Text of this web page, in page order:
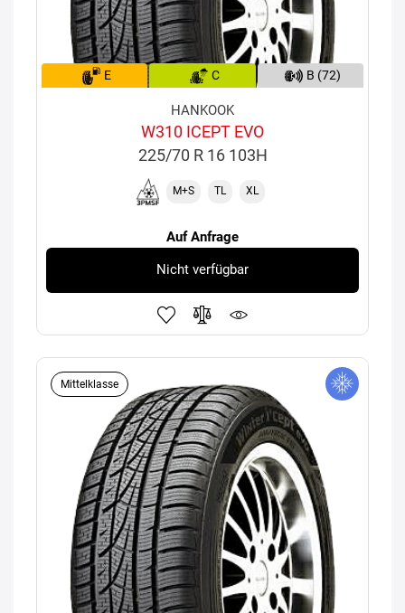
E C B (72)
HANKOOK
W310 ICEPT EVO
225/70 R 16 103H
M+S TL XL
Auf Anfrage
Nicht verfügbar
Mittelklasse